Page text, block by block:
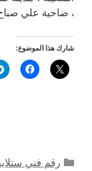
، ضاحية علي
شارك هذا الموضوع:
التصنيفات
رقم فني